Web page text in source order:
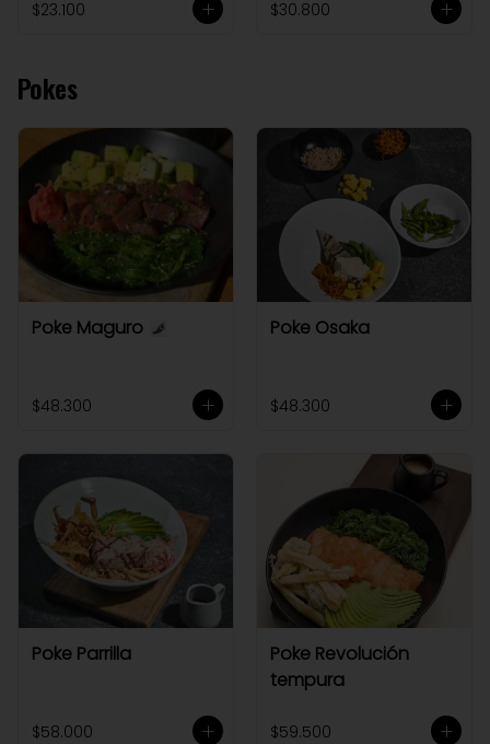
$23.100 $30.800
Pokes
Poke Maguro
$48.300
Poke Osaka
$48.300
Poke Parrilla
$58.000
Poke Revolución
tempura
$59.500